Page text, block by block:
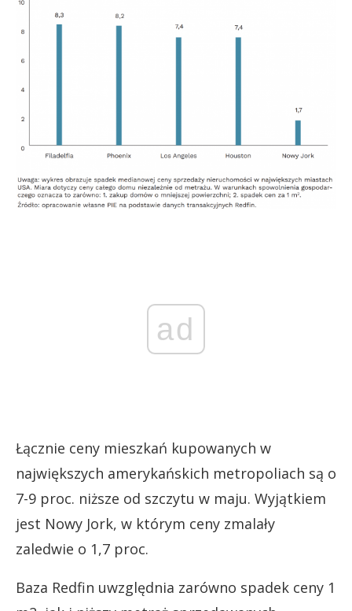
ad
Łącznie ceny mieszkań kupowanych w
największych amerykańskich metropoliach są o
7-9 proc. niższe od szczytu w maju. Wyjątkiem
jest Nowy Jork, w którym ceny zmalały
zaledwie o 1,7 proc.
Baza Redfin uwzględnia zarówno spadek ceny 1